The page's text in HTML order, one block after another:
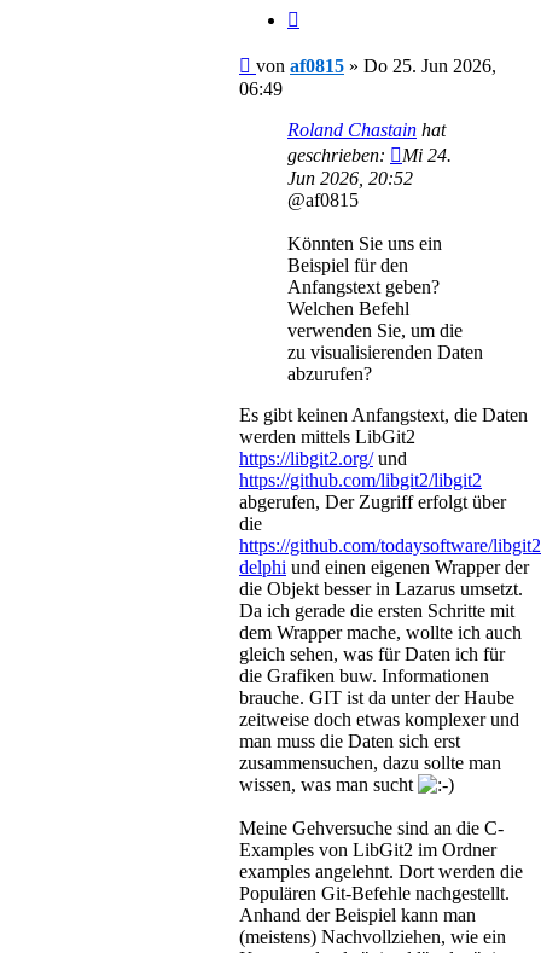
Beitrag
von af0815 » Do 25. Jun 2026,
06:49
Roland Chastain hat
geschrieben:
Mi 24.
Jun 2026, 20:52
@af0815
Könnten Sie uns ein
Beispiel für den
Anfangstext geben?
Welchen Befehl
verwenden Sie, um die
zu visualisierenden Daten
abzurufen?
Es gibt keinen Anfangstext, die Daten
werden mittels LibGit2
https://libgit2.org/und
https://github.com/libgit2/libgit2
abgerufen, Der Zugriff erfolgt über
die
https://github.com/todaysoftware/
delphi und einen eigenen Wrapper der
die Objekt besser in Lazarus umsetzt.
Da ich gerade die ersten Schritte mit
dem Wrapper mache, wollte ich auch
gleich sehen, was für Daten ich für
die Grafiken buw. Informationen
brauche. GIT ist da unter der Haube
zeitweise doch etwas komplexer und
man muss die Daten sich erst
zusammensuchen, dazu sollte man
wissen, was man sucht
Meine Gehversuche sind an die C-
Examples von LibGit2 im Ordner
examples angelehnt. Dort werden die
Populären Git-Befehle nachgestellt.
Anhand der Beispiel kann man
(meistens) Nachvollziehen, wie ein